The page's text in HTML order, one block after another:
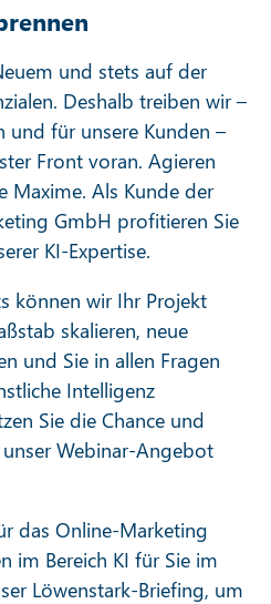
und stets auf der
Deshalb treiben wir –
und für unsere Kunden –
Front voran. Agieren
Maxime. Als Kunde der
GmbH profitieren Sie
KI-Expertise.
können wir Ihr Projekt
skalieren, neue
und Sie in allen Fragen
Intelligenz
Sie die Chance und
Webinar-Angebot
das Online-Marketing
im Bereich KI für Sie im
Löwenstark-Briefing, um